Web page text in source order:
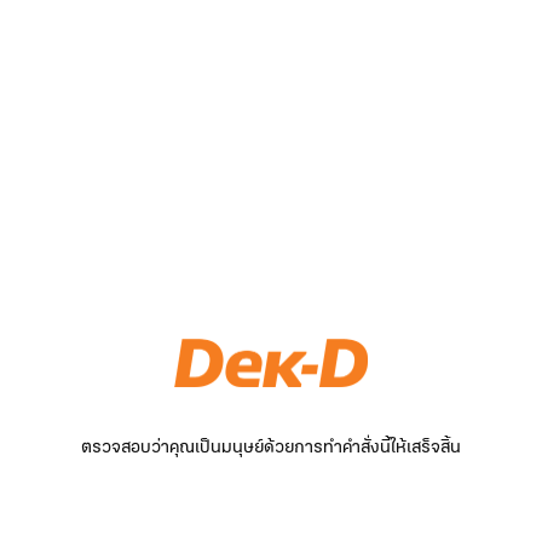
ตรวจสอบว่าคุณเป็นมนุษย์ด้วยการทำคำสั่งนี้ให้เสร็จสิ้น